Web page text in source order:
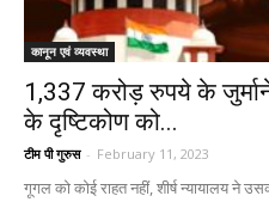
कानून एवं व्यवस्था
1,337 करोड़ रुपये के
के दृष्टिकोण को...
टीम पी गुरुस - February 11, 2023
गूगल को कोई राहत नहीं, शीर्ष न्यायालय ने